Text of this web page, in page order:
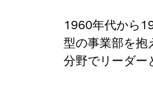
1960年代から
型の事業部を抱
分野でリーダー